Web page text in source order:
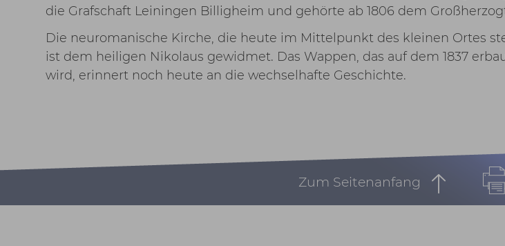
die Grafschaft Leiningen Billigheim und gehörte ab 1806 dem
Die neuromanische Kirche, die heute im Mittelpunkt des kleinen Ortes
ist dem heiligen Nikolaus gewidmet. Das Wappen, das auf dem 1837
wird, erinnert noch heute an die wechselhafte Geschichte.
Zum Seitenanfang